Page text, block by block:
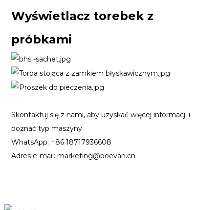
Wyświetlacz torebek z
próbkami
Skontaktuj się z nami, aby uzyskać więcej informacji i
poznać typ maszyny
WhatsApp: +86 18717936608
Adres e-mail: marketing@boevan.cn